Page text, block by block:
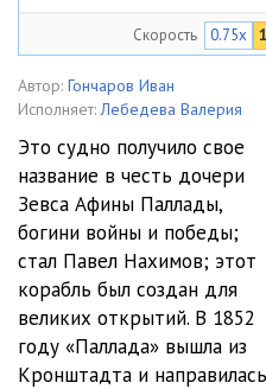
Скорость 0.75x
Автор: Гончаров Иван
Исполняет: Лебедева Валерия
Это судно получило свое
название в честь дочери
Зевса Афины Паллады,
богини войны и победы;
стал Павел Нахимов; этот
корабль был создан для
великих открытий. В 1852
году «Паллада» вышла из
Кронштадта и